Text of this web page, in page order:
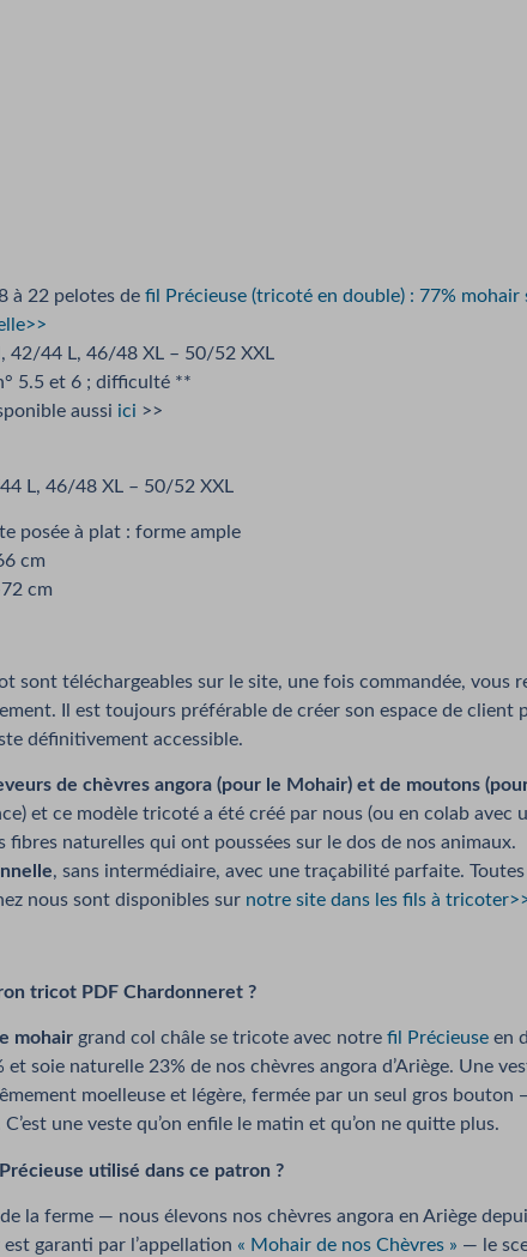
à 22 pelotes de fil Précieuse (tricoté en double) : 77% mohair
44 L, 46/48 XL – 50/52 XXL
5.5 et 6 ; difficulté **
aussi ici >>
L, 46/48 XL – 50/52 XXL
posée à plat : forme ample
cm
cm
sont téléchargeables sur le site, une fois commandée, vous
Il est toujours préférable de créer son espace de client
définitivement accessible.
de chèvres angora (pour le Mohair) et de moutons
et ce modèle tricoté a été créé par nous (ou en colab avec
fibres naturelles qui ont poussées sur le dos de nos animaux.
, sans intermédiaire, avec une traçabilité parfaite. Toutes
nous sont disponibles sur notre site dans les fils à
tricot PDF Chardonneret ?
mohairgrand col châle se tricote avec notre fil Précieuseen
soie naturelle 23% de nos chèvres angora d’Ariège. Une
moelleuse et légère, fermée par un seul gros bouton
une veste qu’on enfile le matin et qu’on ne quitte plus.
utilisé dans ce patron ?
la ferme — nous élevons nos chèvres angora en Ariège
garanti par l’appellation « Mohair de nos Chèvres » — le